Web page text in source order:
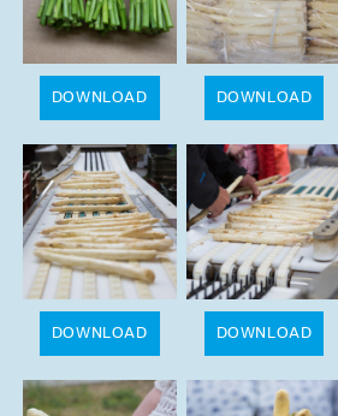
DOWNLOAD DOWNLOAD
DOWNLOAD DOWNLOAD